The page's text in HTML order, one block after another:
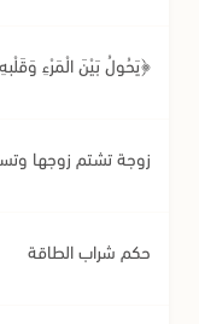
﴿يَحُولُ بَيْنَ الْمَرْءِ
زوجة تشتم زوجها
حكم شراب الطاقة